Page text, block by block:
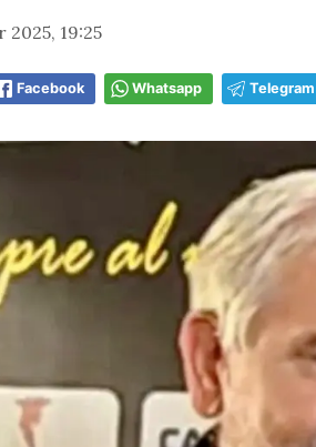
2025, 19:25
Facebook Whatsapp Telegram